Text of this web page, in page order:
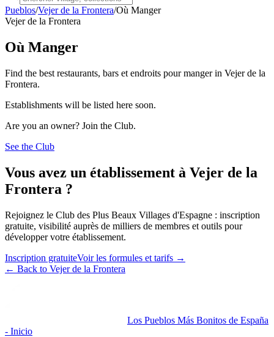
Pueblos/Vejer de la Frontera/Où Manger
Vejer de la Frontera
Où Manger
Find the best restaurants, bars et endroits pour manger in Vejer de la
Frontera.
Establishments will be listed here soon.
Are you an owner? Join the Club.
See the Club
Vous avez un établissement à Vejer de la
Frontera ?
Rejoignez le Club des Plus Beaux Villages d'Espagne : inscription
gratuite, visibilité auprès de milliers de membres et outils pour
développer votre établissement.
Inscription gratuiteVoir les formules et tarifs →
← Back to Vejer de la Frontera
Los Pueblos Más Bonitos de España
- Inicio